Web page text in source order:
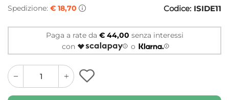
Spedizione: € 18,70 Codice: ISIDE11
Paga a rate da € 44,00 senza interessi
con
o
quantity
button
quantity
minus
button